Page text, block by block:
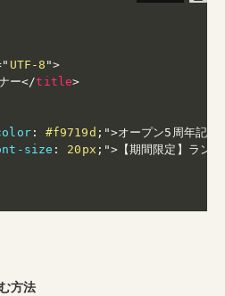
" UTF-8 ">
ー</title>
: #f9719d ; ">オープン5周年記念
size : 20px ; "> 【期間限定】ラン
方法